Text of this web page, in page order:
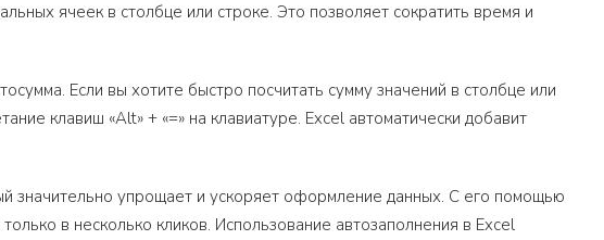
ячеек в столбце или строке. Это позволяет сократить время и
Если вы хотите быстро посчитать сумму значений в столбце или
клавиш «Alt» + «=» на клавиатуре. Excel автоматически добавит
значительно упрощает и ускоряет оформление данных. С его помощью
в несколько кликов. Использование автозаполнения в Excel